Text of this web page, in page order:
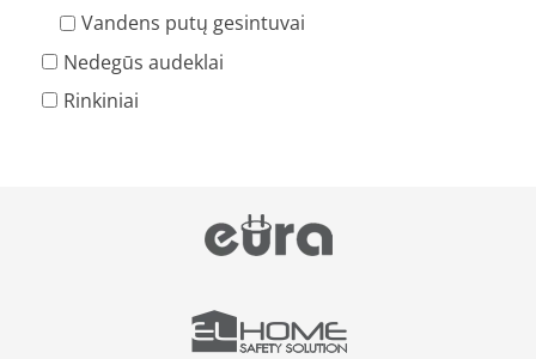
Vandens putų gesintuvai
Nedegūs audeklai
Rinkiniai